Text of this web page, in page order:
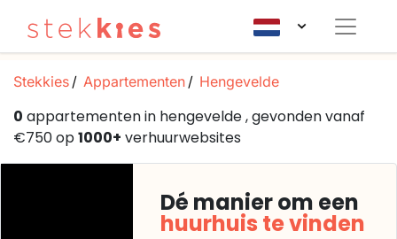
Stekkies Appartementen Hengevelde
0 appartementen in hengevelde , gevonden vanaf
€750 op1000+ verhuurwebsites
Dé manier om een
huurhuis te vinden